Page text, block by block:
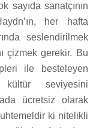
sayıda sanatçının
her hafta
seslendirilmek
çizmek gerekir. Bu
ile besteleyen
seviyesini
ücretsiz olarak
ki nitelikli